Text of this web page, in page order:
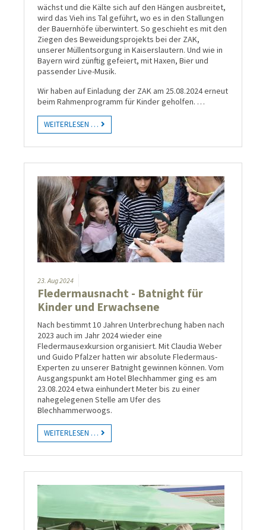
wächst und die Kälte sich auf den Hängen ausbreitet,
wird das Vieh ins Tal geführt, wo es in den Stallungen
der Bauernhöfe überwintert. So geschieht es mit den
Ziegen des Beweidungsprojekts bei der ZAK,
unserer Müllentsorgung in Kaiserslautern. Und wie in
Bayern wird zünftig gefeiert, mit Haxen, Bier und
passender Live-Musik.
Wir haben auf Einladung der ZAK am 25.08.2024 erneut
beim Rahmenprogramm für Kinder geholfen. …
WEITERLESEN …
23. Aug 2024
Fledermausnacht - Batnight für
Kinder und Erwachsene
Nach bestimmt 10 Jahren Unterbrechung haben nach
2023 auch im Jahr 2024 wieder eine
Fledermausexkursion organisiert. Mit Claudia Weber
und Guido Pfalzer hatten wir absolute Fledermaus-
Experten zu unserer Batnight gewinnen können. Vom
Ausgangspunkt am Hotel Blechhammer ging es am
23.08.2024 etwa einhundert Meter bis zu einer
nahegelegenen Stelle am Ufer des
Blechhammerwoogs.
WEITERLESEN …